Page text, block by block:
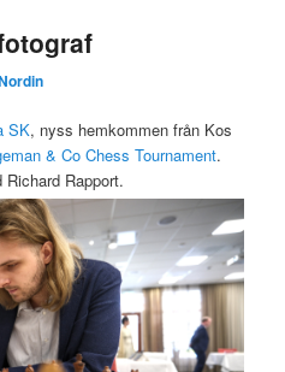
SK, nyss hemkommen från Kos
& Co Chess Tournament.
Rapport.